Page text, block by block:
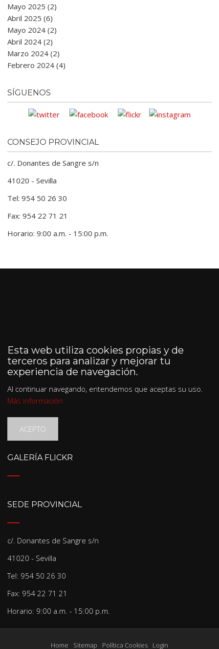
Mayo 2025 (2)
Abril 2025 (6)
Mayo 2024 (2)
Abril 2024 (2)
Marzo 2024 (2)
Febrero 2024 (4)
SÍGUENOS
CONSEJO PROVINCIAL
c/. Donantes de Sangre s/n
41020 - Sevilla
Tel: 954 50 26 30
Fax: 954 22 71 21
Horario: 9:00 a.m. - 15:00 p.m.
Esta web utiliza cookies propias y de
terceros para analizar y mejorar tu
experiencia de navegación.
Al continuar navegando, entendemos que aceptas su uso.
Más información
ACEPTO
GALERÍA FLICKR
SEDE PROVINCIAL
c/. Donantes de Sangre s/n
41020 - Sevilla
Tel: 954 50 26 30
Fax: 954 22 71 21
Horario: 9:00 a.m. - 15:00 p.m.
Home Sitemap Política Cookies Login